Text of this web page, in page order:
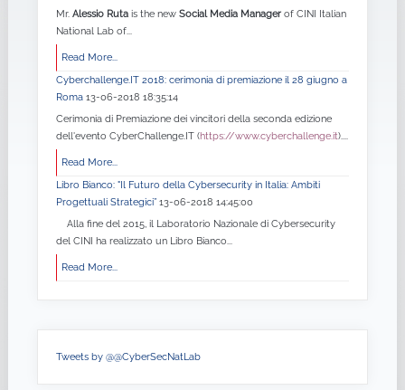
Mr. Alessio Rutais the new Social Media Managerof CINI Italian
National Lab of...
Read More...
Cyberchallenge.IT 2018: cerimonia di premiazione il 28 giugno a
Roma 13-06-2018 18:35:14
Cerimonia di Premiazione dei vincitori della seconda edizione
dell'evento CyberChallenge.IT (https://www.cyberchallenge.it)....
Read More...
Libro Bianco: "Il Futuro della Cybersecurity in Italia: Ambiti
Progettuali Strategici” 13-06-2018 14:45:00
Alla fine del 2015, il Laboratorio Nazionale di Cybersecurity
del CINI ha realizzato un Libro Bianco...
Read More...
Tweets by @@CyberSecNatLab